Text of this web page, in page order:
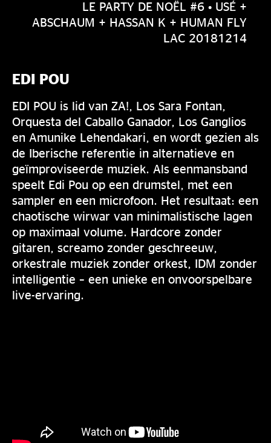
LE PARTY DE NOËL #6 • USÉ +
ABSCHAUM + HASSAN K + HUMAN FLY
LAC 20181214
EDI POU
EDI POU is lid van ZA!, Los Sara Fontan,
Orquesta del Caballo Ganador, Los Ganglios
en Amunike Lehendakari, en wordt gezien als
de Iberische referentie in alternatieve en
geïmproviseerde muziek. Als eenmansband
speelt Edi Pou op een drumstel, met een
sampler en een microfoon. Het resultaat: een
chaotische wirwar van minimalistische lagen
op maximaal volume. Hardcore zonder
gitaren, screamo zonder geschreeuw,
orkestrale muziek zonder orkest, IDM zonder
intelligentie – een unieke en onvoorspelbare
live-ervaring.